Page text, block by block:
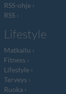
RSS-ohje
RSS
Lifestyle
Matkailu
Fitness
Lifestyle
Terveys
Ruoka